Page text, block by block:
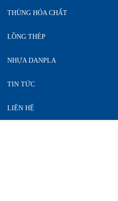
THÙNG HÓA CHẤT
LỒNG THÉP
NHỰA DANPLA
TIN TỨC
LIÊN HỆ